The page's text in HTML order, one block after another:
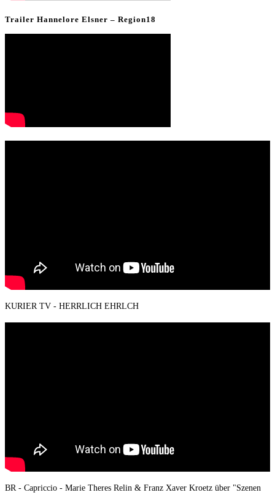
Trailer Hannelore Elsner – Region18
KURIER TV - HERRLICH EHRLCH
BR - Capriccio - Marie Theres Relin & Franz Xaver Kroetz über "Szenen